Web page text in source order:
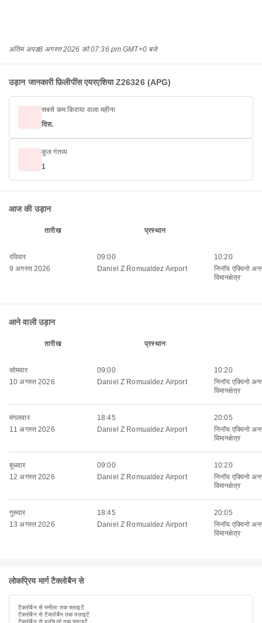
अंतिम अपड8 अगस्त 2026 को 07:36 pm GMT+0 बजे
उड़ान जानकारी फ़िलीपींस एयरएशिया Z26326 (APG)
सबसे कम किराया वाला महीना
दिस.
कुल गंतव्य
1
आज की उड़ान
तारीख प्रस्थान
रविवार
9 अगस्त 2026
09:00
Daniel Z Romualdez Airport
10:20
निनॉय एक्विनो
विमानक्षेत्र
आने वाली उड़ान
तारीख प्रस्थान
सोमवार
10 अगस्त 2026
09:00
Daniel Z Romualdez Airport
10:20
निनॉय एक्विनो
विमानक्षेत्र
मंगलवार
11 अगस्त 2026
18:45
Daniel Z Romualdez Airport
20:05
निनॉय एक्विनो
विमानक्षेत्र
बुधवार
12 अगस्त 2026
09:00
Daniel Z Romualdez Airport
10:20
निनॉय एक्विनो
विमानक्षेत्र
गुरुवार
13 अगस्त 2026
18:45
Daniel Z Romualdez Airport
20:05
निनॉय एक्विनो
विमानक्षेत्र
लोकप्रिय मार्ग टैक्लोबैन से
टैक्लोबैन से मनीला तक फ़्लाइटें
टैक्लोबैन से टैक्लोबैन तक फ़्लाइटें
टैक्लोबैन से इलोइलो तक फ़्लाइटें